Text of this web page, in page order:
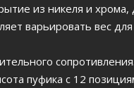
из никеля и
варьировать вес
сопротивления.
пуфика с 12